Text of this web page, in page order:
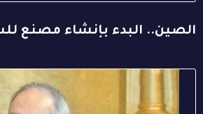
الصين.. البدء بإنشاء مصنع